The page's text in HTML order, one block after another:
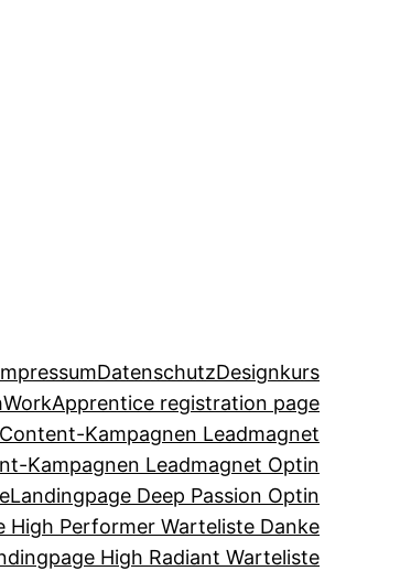
DatenschutzDesignkurs
WorkApprentice registration page
Kampagnen Leadmagnet
Kampagnen Leadmagnet Optin
Landingpage Deep Passion Optin
High Performer Warteliste Danke
High Radiant Warteliste